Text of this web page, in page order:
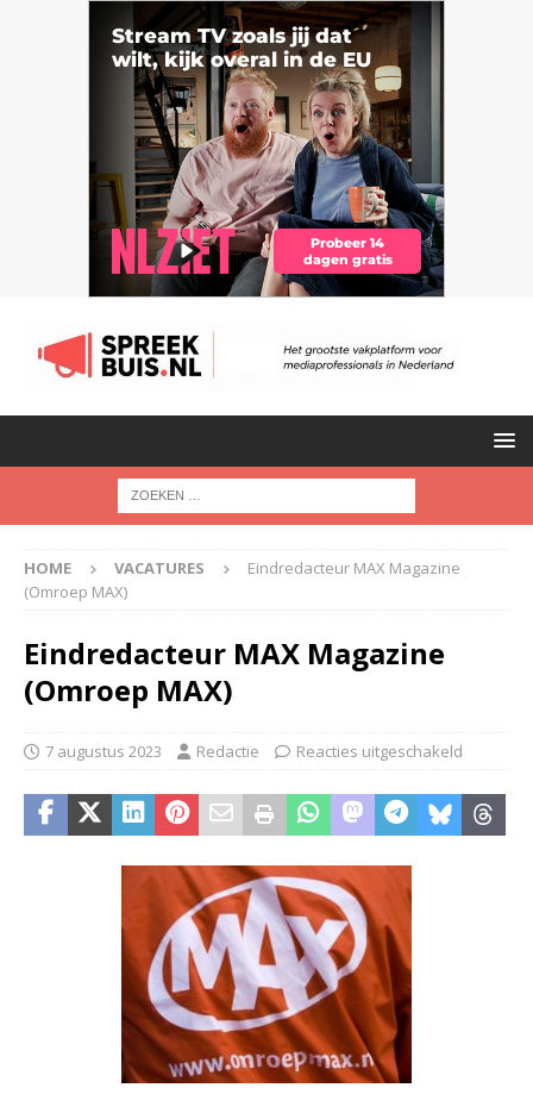
HOME VACATURES
Eindredacteur MAX Magazine
(Omroep MAX)
Eindredacteur MAX Magazine
(Omroep MAX)
7 augustus 2023 Redactie Reacties uitgeschakeld